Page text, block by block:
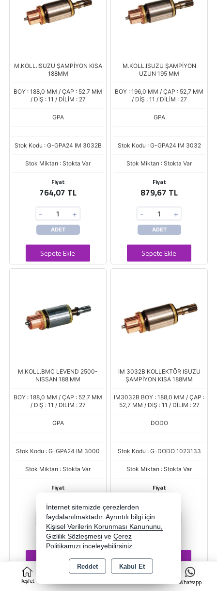
Keşfet
0
Whatsapp
M.KOLL.ISUZU ŞAMPİYON KISA
188MM
BOY : 188,0 MM / ÇAP : 52,7 MM
/ DİŞ : 11 / DİLİM : 27
GPA
Stok Kodu : G-GPA24 IM 3032B
Stok Miktarı : Stokta Var
Fiyat
764,07 TL
- +
ADET
Sepete Ekle
M.KOLL.ISUZU ŞAMPİYON
UZUN 195 MM
BOY : 196,0 MM / ÇAP : 52,7 MM
/ DİŞ : 11 / DİLİM : 27
GPA
Stok Kodu : G-GPA24 IM 3032
Stok Miktarı : Stokta Var
Fiyat
879,67 TL
- +
ADET
Sepete Ekle
M.KOLL.BMC LEVEND 2500-
NISSAN 188 MM
BOY : 188,0 MM / ÇAP : 52,7 MM
/ DİŞ : 11 / DİLİM : 27
GPA
Stok Kodu : G-GPA24 IM 3000
Stok Miktarı : Stokta Var
Fiyat
+
ADET
Sepete Ekle
IM 3032B KOLLEKTÖR ISUZU
ŞAMPİYON KISA 188MM
IM3032B BOY : 188,0 MM / ÇAP :
52,7 MM / DİŞ : 11 / DİLİM : 27
DODO
Stok Kodu : G-DODO 1023133
Stok Miktarı : Stokta Var
Fiyat
-
Sepete Ekle
İnternet sitemizde çerezlerden
faydalanılmaktadır. Ayrıntılı bilgi için
Kişisel Verilerin Korunması Kanununu,
Gizlilik Sözleşmesi ve Çerez
Politikamızı inceleyebilirsiniz.
Reddet Kabul Et